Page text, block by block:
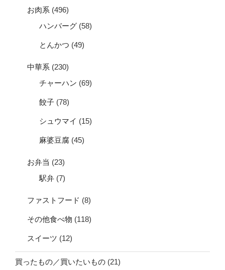
お肉系 (496)
ハンバーグ (58)
とんかつ (49)
中華系 (230)
チャーハン (69)
餃子 (78)
シュウマイ (15)
麻婆豆腐 (45)
お弁当 (23)
駅弁 (7)
ファストフード (8)
その他食べ物 (118)
スイーツ (12)
買ったもの／買いたいもの (21)